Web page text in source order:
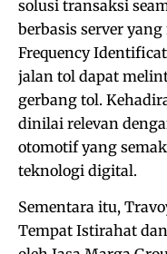
solusi transaksi
berbasis server
Frequency
jalan tol dapat
gerbang tol.
dinilai relevan
otomotif yang
teknologi digital.
Sementara itu,
Tempat Istirahat